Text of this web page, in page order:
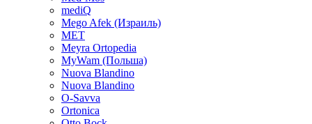
mediQ
Mego Afek (Израиль)
MET
Meyra Ortopedia
MyWam (Польша)
Nuova Blandino
Nuova Blandino
O-Savva
Ortonica